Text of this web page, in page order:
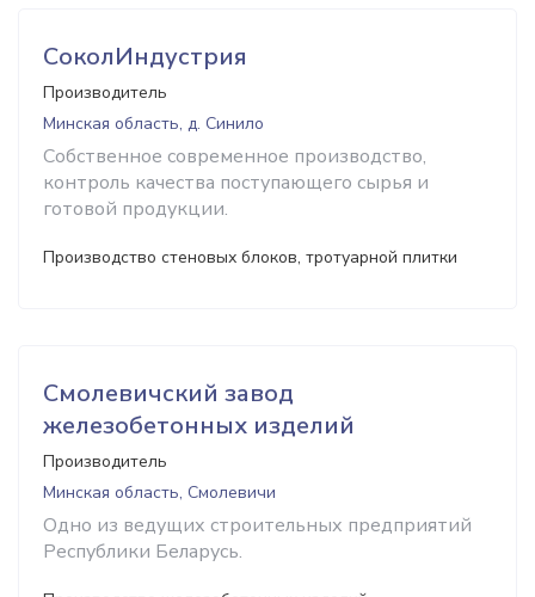
СоколИндустрия
Производитель
Минская область, д. Синило
Собственное современное производство,
контроль качества поступающего сырья и
готовой продукции.
Производство стеновых блоков, тротуарной плитки
Смолевичский завод
железобетонных изделий
Производитель
Минская область, Смолевичи
Одно из ведущих строительных предприятий
Республики Беларусь.